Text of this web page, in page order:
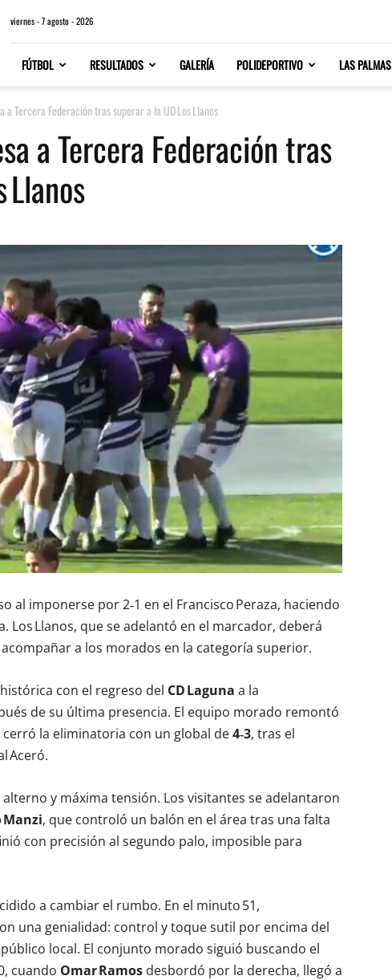
viernes - 7 agosto - 2026
FÚTBOL RESULTADOS GALERÍA POLIDEPORTIVO LAS PALMAS
a Tercera Federación tras superar a la UD Los Llanos
a Tercera Federación tras
Llanos
al imponerse por 2‑1 en el Francisco Peraza, haciendo
Los Llanos, que se adelantó en el marcador, deberá
a los morados en la categoría superior.
con el regreso del CD Laguna a la
de su última presencia. El equipo morado remontó
cerró la eliminatoria con un global de4‑3, tras el
Aceró.
y máxima tensión. Los visitantes se adelantaron
Manzi, que controló un balón en el área tras una falta
con precisión al segundo palo, imposible para
a cambiar el rumbo. En el minuto 51,
una genialidad: control y toque sutil por encima del
local. El conjunto morado siguió buscando el
cuando Omar Ramos desbordó por la derecha, llegó a